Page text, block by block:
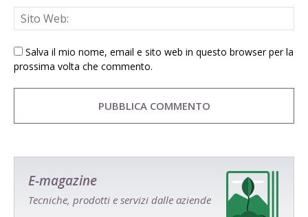
Salva il mio nome, email e sito web in questo browser per la
prossima volta che commento.
E-magazine
Tecniche, prodotti e servizi dalle aziende